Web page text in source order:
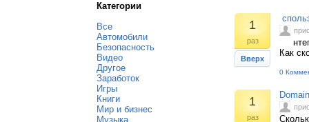
Категории
Все
Автомобили
Безопасность
Видео
Другое
Заработок
Игры
Книги
Мир и бизнес
Музыка
1
раз
Вверх
Как
0
1
раз